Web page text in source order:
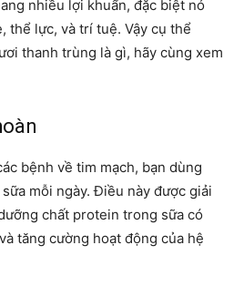
nhiều lợi khuẩn, đặc biệt nó
thể lực, và trí tuệ. Vậy cụ thể
thanh trùng là gì, hãy cùng xem
bệnh về tim mạch, bạn dùng
mỗi ngày. Điều này được giải
chất protein trong sữa có
tăng cường hoạt động của hệ